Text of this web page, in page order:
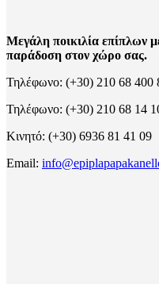
Μεγάλη ποικιλία επίπλων
παράδοση στον χώρο σας.
Τηλέφωνο: (+30) 210 68 400
Τηλέφωνο: (+30) 210 68 14
Κινητό: (+30) 6936 81 41 09
Email: